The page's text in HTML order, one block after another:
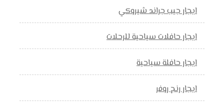
ايجار جيب جراند شيروكي
ايجار حافلات سياحية للرحلات
ايجار حافلة سياحية
ايجار رنج روفر